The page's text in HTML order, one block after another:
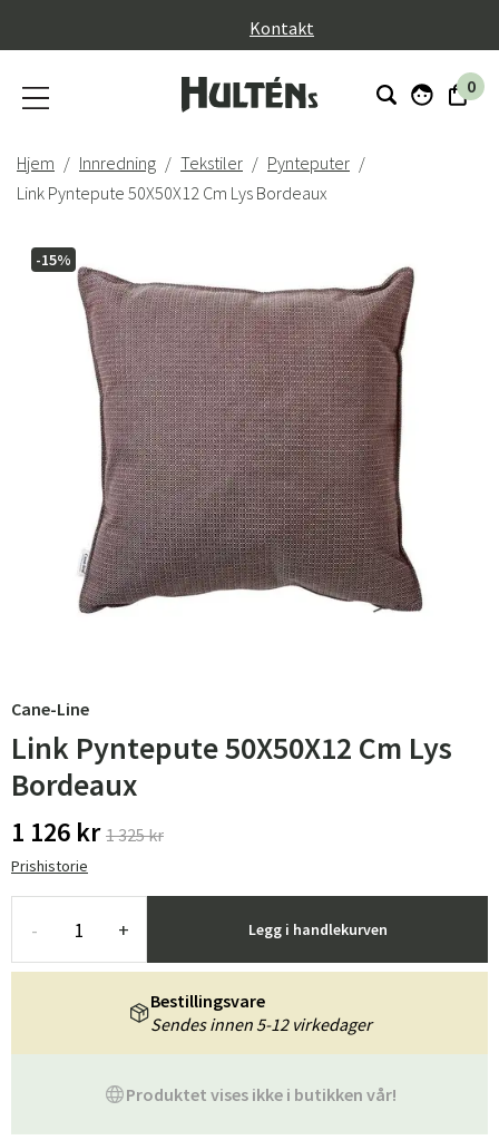
Kontakt
0
Hjem Innredning Tekstiler
Pynteputer
Link Pyntepute 50X50X12 Cm Lys Bordeaux
-15%
Cane-Line
Link Pyntepute 50X50X12 Cm Lys
Bordeaux
1 126 kr 1 325 kr
Prishistorie
- + Legg i handlekurven
Produktet vises ikke i butikken vår!
Bestillingsvare
Sendes innen 5-12 virkedager